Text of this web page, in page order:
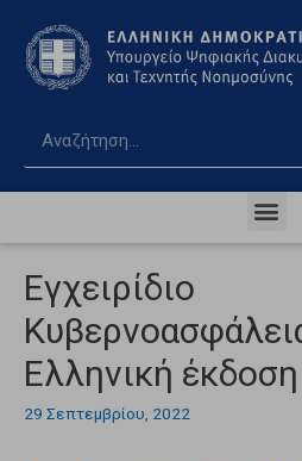
Εγχειρίδιο
Ελληνική έκδοση
29 Σεπτεμβρίου, 2022